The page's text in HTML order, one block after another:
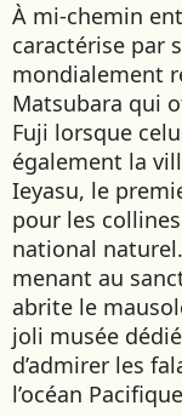
À mi-chemin
caractérise par
mondialement
Matsubara qui
Fuji lorsque
également la
Ieyasu, le
pour les
national
menant au
abrite le
joli musée
d’admirer les
l’océan